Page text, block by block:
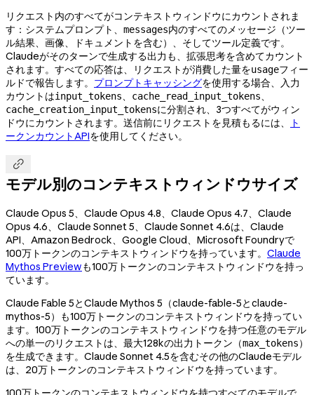
リクエスト内のすべてがコンテキストウィンドウにカウントされま
す：システムプロンプト、 messages内のすべてのメッセージ（ツー
ル結果、画像、ドキュメントを含む）、そしてツール定義です。
Claudeがそのターンで生成する出力も、拡張思考を含めてカウント
されます。すべての応答は、リクエストが消費した量をusageフィー
ルドで報告します。 プロンプトキャッシングを使用する場合、入力
カウントはinput_tokens、 cache_read_input_tokens、
cache_creation_input_tokensに分割され、3つすべてがウィン
ドウにカウントされます。送信前にリクエストを見積もるには、
ト
ークンカウントAPIを使用してください。

モデル別のコンテキストウィンドウサイズ
Claude Opus 5、Claude Opus 4.8、Claude Opus 4.7、Claude
Opus 4.6、Claude Sonnet 5、Claude Sonnet 4.6は、Claude
API、Amazon Bedrock、Google Cloud、Microsoft Foundryで
100万トークンのコンテキストウィンドウを持っています。 Claude
Mythos Previewも100万トークンのコンテキストウィンドウを持っ
ています。
Claude Fable 5とClaude Mythos 5（claude-fable-5とclaude-
mythos-5）も100万トークンのコンテキストウィンドウを持ってい
ます。100万トークンのコンテキストウィンドウを持つ任意のモデル
への単一のリクエストは、最大128kの出力トークン（max_tokens）
を生成できます。Claude Sonnet 4.5を含むその他のClaudeモデル
は、20万トークンのコンテキストウィンドウを持っています。